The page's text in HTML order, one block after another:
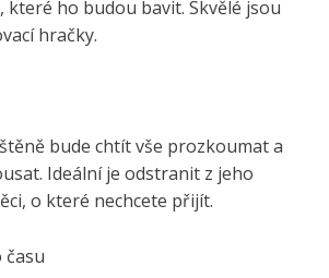
které ho budou bavit. Skvělé jsou
hračky.
bude chtít vše prozkoumat a
Ideální je odstranit z jeho
o které nechcete přijít.
času